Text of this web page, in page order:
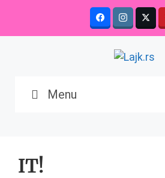
content
Menu
IT!